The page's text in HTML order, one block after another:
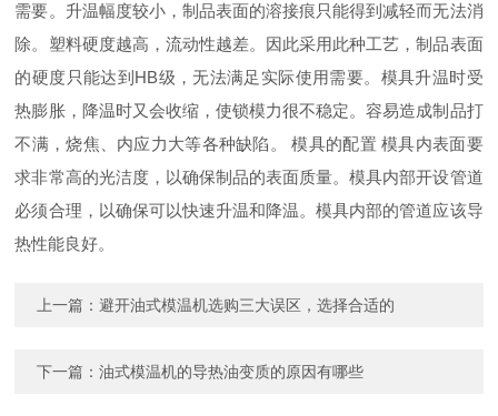
需要。升温幅度较小，制品表面的溶接痕只能得到减轻而无法消
除。塑料硬度越高，流动性越差。因此采用此种工艺，制品表面
的硬度只能达到HB级，无法满足实际使用需要。模具升温时受
热膨胀，降温时又会收缩，使锁模力很不稳定。容易造成制品打
不满，烧焦、内应力大等各种缺陷。 模具的配置 模具内表面要
求非常高的光洁度，以确保制品的表面质量。模具内部开设管道
必须合理，以确保可以快速升温和降温。模具内部的管道应该导
热性能良好。
上一篇：避开油式模温机选购三大误区，选择合适的
下一篇：油式模温机的导热油变质的原因有哪些